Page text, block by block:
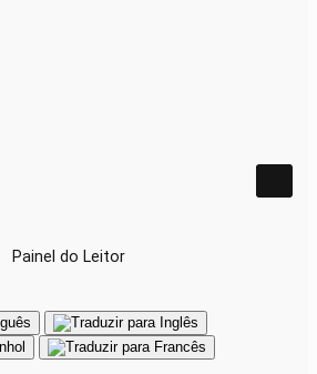
Painel do Leitor